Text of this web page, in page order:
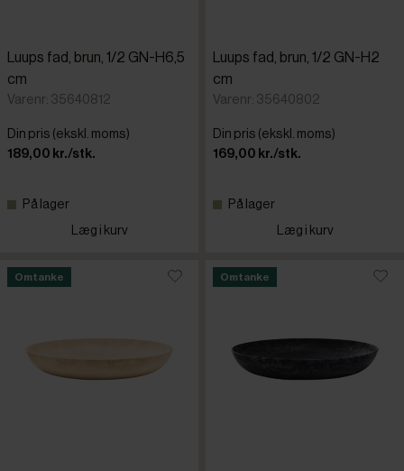
Luups fad, brun, 1/2 GN-H6,5
cm
Varenr: 35640812
Din pris (ekskl. moms)
189,00 kr./stk.
På lager
Læg i kurv
Luups fad, brun, 1/2 GN-H2
cm
Varenr: 35640802
Din pris (ekskl. moms)
169,00 kr./stk.
På lager
Læg i kurv
Omtanke Omtanke